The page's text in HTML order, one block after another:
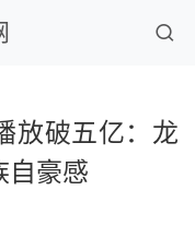
放破五亿：龙
自豪感